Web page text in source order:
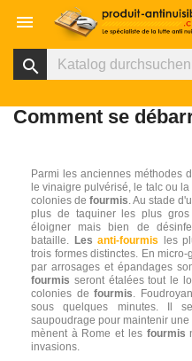

search
Comment se
Parmi les anciennes méthodes
le vinaigre pulvérisé, le talc ou
colonies de fourmis. Au stade
plus de taquiner les plus gros
éloigner mais bien de
bataille. Les anti-fourmis les
trois formes distinctes. En
par arrosages et épandages
fourmis seront étalées tout le
colonies de fourmis.
sous quelques minutes. Il
saupoudrage pour maintenir
mènent à Rome et les fourmis
invasions.